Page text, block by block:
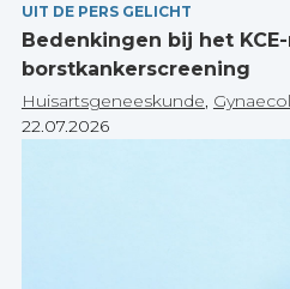
UIT DE PERS GELICHT
Bedenkingen bij het
borstkankerscreening
Huisartsgeneeskunde,
22.07.2026